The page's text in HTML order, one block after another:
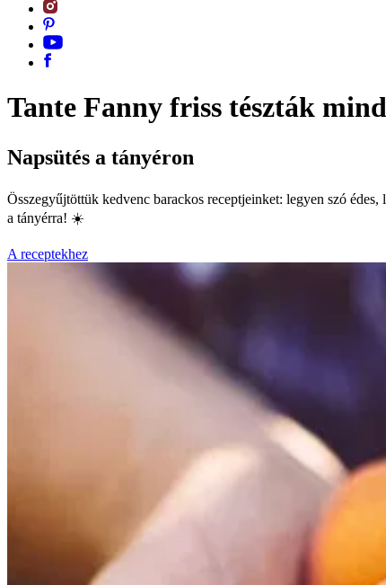
Tante Fanny friss tészták
Napsütés a tányéron
Összegyűjtöttük kedvenc barackos receptjeinket: legyen szó
a tányérra! ☀️
A receptekhez